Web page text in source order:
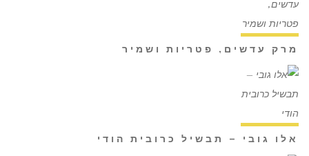
מרק עדשים, פטריות ושמיר
אלו גובי – תבשיל כרובית הודי